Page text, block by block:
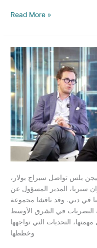
Read More »
بلس تواصل سيراج بولار،
سيريا، المدير المسؤول عن
في دبي. وقد ناقشا مجموعة
البصريات في الشرق الأوسط
التحديات التي تواجهها
وخططها
In
Conversation
with
Mr
Baudouin
Sériès
of
ZEISS
Vision
MEA